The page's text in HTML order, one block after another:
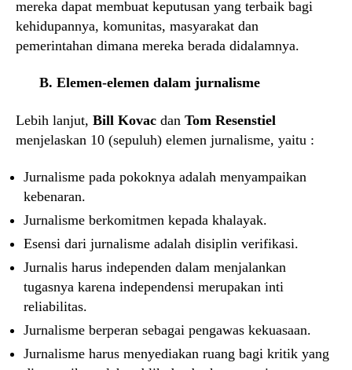
mereka dapat membuat keputusan yang terbaik bagi
kehidupannya, komunitas, masyarakat dan
pemerintahan dimana mereka berada didalamnya.
B. Elemen-elemen dalam jurnalisme
Lebih lanjut, Bill Kovac dan Tom Resenstiel
menjelaskan 10 (sepuluh) elemen jurnalisme, yaitu :
Jurnalisme pada pokoknya adalah menyampaikan
kebenaran.
Jurnalisme berkomitmen kepada khalayak.
Esensi dari jurnalisme adalah disiplin verifikasi.
Jurnalis harus independen dalam menjalankan
tugasnya karena independensi merupakan inti
reliabilitas.
Jurnalisme berperan sebagai pengawas kekuasaan.
Jurnalisme harus menyediakan ruang bagi kritik yang